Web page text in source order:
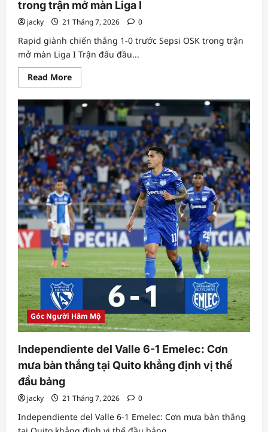
trong trận mở màn Liga I
jacky 21 Tháng 7, 2026 0
Rapid giành chiến thắng 1-0 trước Sepsi OSK trong trận
mở màn Liga I Trận đấu đầu...
Read MoreRead
more
Rapid
giành
chiến
thắng
1-
0
trước
Sepsi
OSK
trong
trận
mở
màn
Liga
I
Góc Người Hâm Mộ
Independiente del Valle 6-1 Emelec: Cơn
mưa bàn thắng tại Quito khẳng định vị thế
đầu bảng
jacky 21 Tháng 7, 2026 0
Independiente del Valle 6-1 Emelec: Cơn mưa bàn thắng